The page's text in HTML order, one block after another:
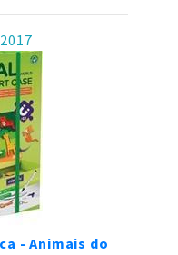
- Animais do